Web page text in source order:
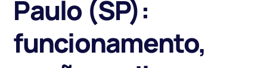
Paulo (SP):
funcionamento,